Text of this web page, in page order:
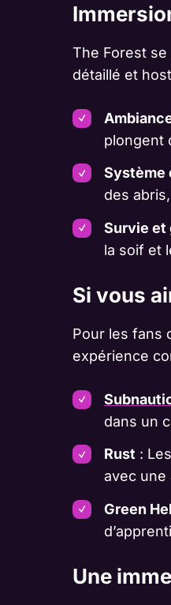
The Forest
détaillé et
plongent
Système
des
Survie et
la soif et
Si vous
Pour les fans
expérience
dans un
Rust:
avec une
Green
Une